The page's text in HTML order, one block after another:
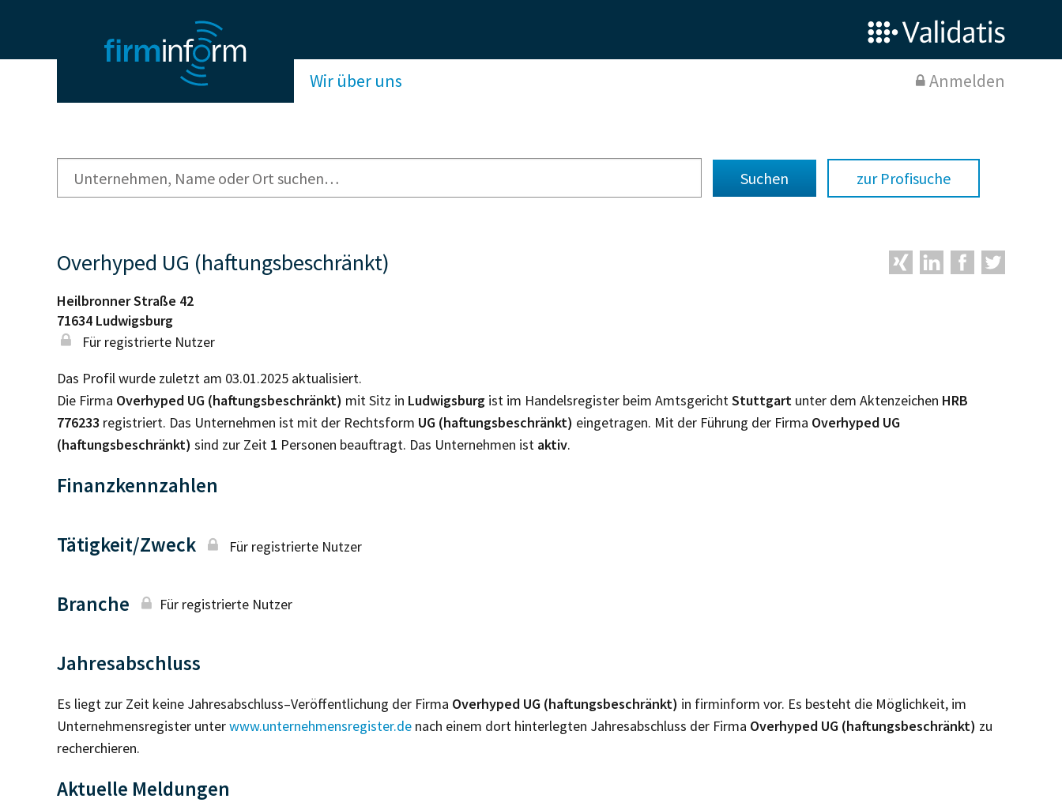
Wir über uns Anmelden
zur Profisuche
Overhyped UG (haftungsbeschränkt)
Heilbronner Straße 42
71634 Ludwigsburg
Für registrierte Nutzer
Das Profil wurde zuletzt am 03.01.2025 aktualisiert.
Die Firma Overhyped UG (haftungsbeschränkt) mit Sitz in Ludwigsburg ist im Handelsregister beim AmtsgerichtStuttgart unter dem Aktenzeichen HRB
776233 registriert. Das Unternehmen ist mit der Rechtsform UG (haftungsbeschränkt) eingetragen. Mit der Führung der Firma Overhyped UG
(haftungsbeschränkt) sind zur Zeit 1 Personen beauftragt. Das Unternehmen ist aktiv.
Finanzkennzahlen
Tätigkeit/Zweck Für registrierte Nutzer
Branche Für registrierte Nutzer
Jahresabschluss
Es liegt zur Zeit keine Jahresabschluss–Veröffentlichung der Firma Overhyped UG (haftungsbeschränkt) in firminform vor. Es besteht die Möglichkeit, im
Unternehmensregister unterwww.unternehmensregister.de nach einem dort hinterlegten Jahresabschluss der Firma Overhyped UG (haftungsbeschränkt) zu
recherchieren.
Aktuelle Meldungen